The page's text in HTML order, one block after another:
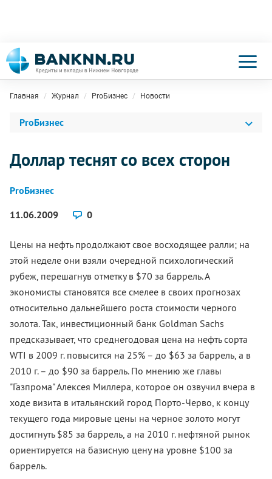
Главная Журнал ProБизнес Новости
ProБизнес
Доллар теснят со всех сторон
ProБизнес
11.06.2009
0
Цены на нефть продолжают свое восходящее ралли; на
этой неделе они взяли очередной психологический
рубеж, перешагнув отметку в $70 за баррель. А
экономисты становятся все смелее в своих прогнозах
относительно дальнейшего роста стоимости черного
золота. Так, инвестиционный банк Goldman Sachs
предсказывает, что среднегодовая цена на нефть сорта
WTI в 2009 г. повысится на 25% – до $63 за баррель, а в
2010 г. – до $90 за баррель. По мнению же главы
"Газпрома" Алексея Миллера, которое он озвучил вчера в
ходе визита в итальянский город Порто-Черво, к концу
текущего года мировые цены на черное золото могут
достигнуть $85 за баррель, а на 2010 г. нефтяной рынок
ориентируется на базисную цену на уровне $100 за
баррель.